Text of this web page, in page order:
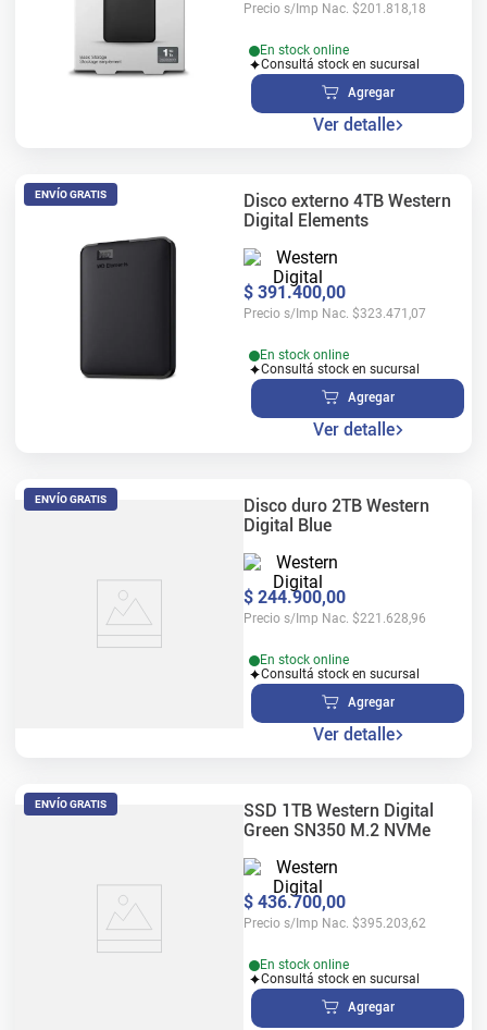
Precio s/Imp Nac. $201.818,18
En stock online
Consultá stock en sucursal
Agregar
Ver detalle
ENVÍO GRATIS
Disco externo 4TB Western
Digital Elements
$ 391.400,00
Precio s/Imp Nac. $323.471,07
En stock online
Consultá stock en sucursal
Agregar
Ver detalle
ENVÍO GRATIS
Disco duro 2TB Western
Digital Blue
$ 244.900,00
Precio s/Imp Nac. $221.628,96
En stock online
Consultá stock en sucursal
Agregar
Ver detalle
ENVÍO GRATIS
SSD 1TB Western Digital
Green SN350 M.2 NVMe
$ 436.700,00
Precio s/Imp Nac. $395.203,62
En stock online
Consultá stock en sucursal
Agregar